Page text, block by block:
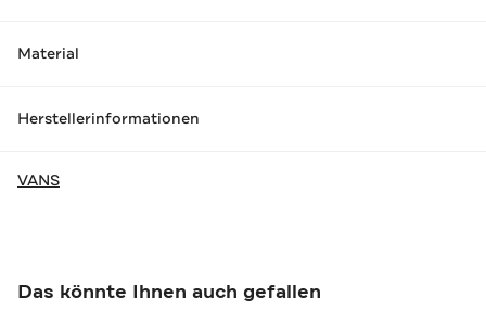
Material
Herstellerinformationen
VANS
Das könnte Ihnen auch gefallen